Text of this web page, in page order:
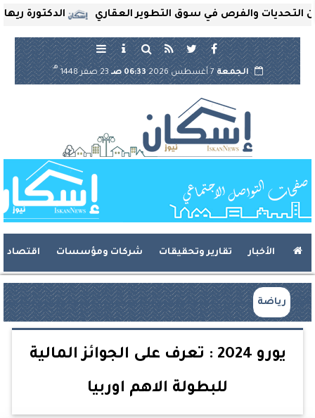
الدكتورة ريهام والفرص في سوق التطوير العقاري
الجمعة7 أغسطس 2026 06:33 صـ 23 صفر 1448
هـ
الأخبار تقارير وتحقيقات شركات ومؤسسات اقتصاد
رياضة
يورو 2024 : تعرف على الجوائز المالية
للبطولة الاهم اوربيا